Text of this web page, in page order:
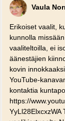
Vaula
Erikoiset vaalit,
kunnolla
vaaliteltoilla, ei
äänestäjien
kovin
YouTube-
kontaktia
https://
YyLl28ElxcxzWA